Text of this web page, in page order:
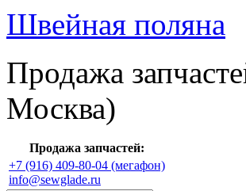
Швейная поляна
Продажа
Москва)
Продажа запчастей:
+7 (916) 409-80-04 (мегафон)
info@sewglade.ru